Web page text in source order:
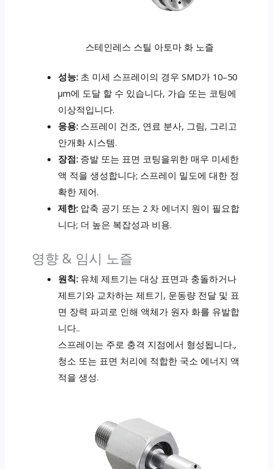
스테인레스 스틸 아토마 화 노즐
성능: 초 미세 스프레이의 경우 SMD가 10–50
µm에 도달 할 수 있습니다, 가습 또는 코팅에
이상적입니다.
응용: 스프레이 건조, 연료 분사, 그림, 그리고
안개화 시스템.
장점: 증발 또는 표면 코팅을위한 매우 미세한
액 적을 생성합니다; 스프레이 밀도에 대한 정
확한 제어.
제한: 압축 공기 또는 2 차 에너지 원이 필요합
니다; 더 높은 복잡성과 비용.
영향 & 임시 노즐
원칙: 유체 제트기는 대상 표면과 충돌하거나
제트기와 교차하는 제트기, 운동량 전달 및 표
면 장력 파괴로 인해 액체가 원자 화를 유발합
니다..
스프레이는 주로 충격 지점에서 형성됩니다.,
청소 또는 표면 처리에 적합한 국소 에너지 액
적을 생성.